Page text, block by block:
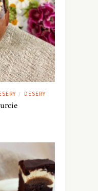
/ DESERY